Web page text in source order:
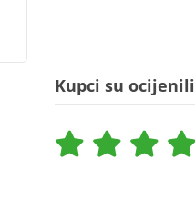
Kupci su ocijenili